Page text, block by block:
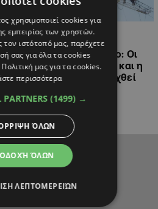
ο
23.07.2026 20:20
Το ρεκόρ ζήτησης
«γονάτισε» το δίκτυο: Οι
φόβοι για το μέλλον και η
μάχη για να αποφευχθεί
χρησιμοποιεί cookies για
εμπειρίας των χρηστών.
τον ιστότοπό μας, παρέχετε
σας για όλα τα cookies
μας για τα cookies.
περισσότερα
(1499) →
ΌΛΩΝ
ΌΛΩΝ
ΛΕΠΤΟΜΕΡΕΙΏΝ